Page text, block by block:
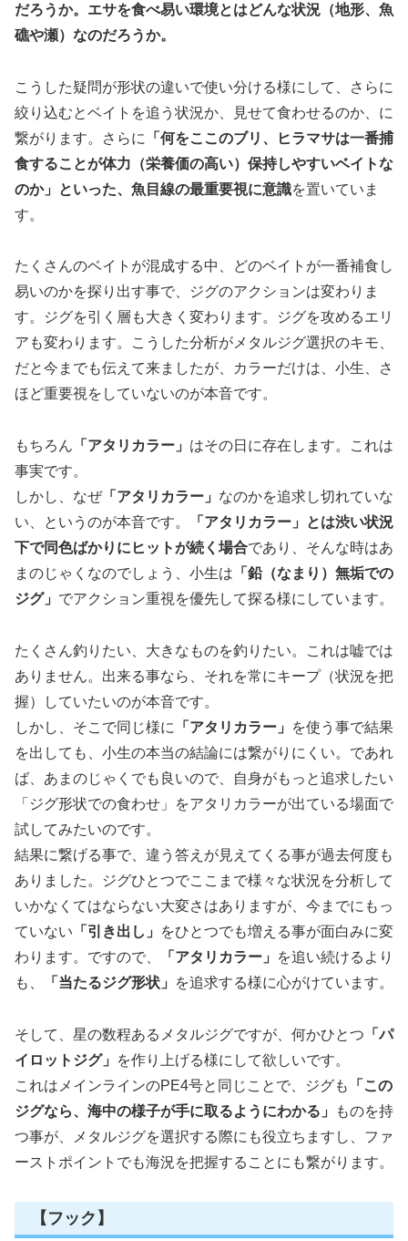
だろうか。エサを食べ易い環境とはどんな状況（地形、魚
礁や瀬）なのだろうか。
こうした疑問が形状の違いで使い分ける様にして、さらに
絞り込むとベイトを追う状況か、見せて食わせるのか、に
繋がります。さらに
「何をここのブリ、ヒラマサは一番捕
食することが体力（栄養価の高い）保持しやすいベイトな
のか」といった、魚目線の最重要視に意識を置いていま
す。
たくさんのベイトが混成する中、どのベイトが一番補食し
易いのかを探り出す事で、ジグのアクションは変わりま
す。ジグを引く層も大きく変わります。ジグを攻めるエリ
アも変わります。こうした分析がメタルジグ選択のキモ、
だと今までも伝えて来ましたが、カラーだけは、小生、さ
ほど重要視をしていないのが本音です。
もちろん 「アタリカラー」 はその日に存在します。これは
事実です。
しかし、なぜ「アタリカラー」 なのかを追求し切れていな
い、というのが本音です。
「アタリカラー」とは渋い状況
下で同色ばかりにヒットが続く場合であり、そんな時はあ
まのじゃくなのでしょう、小生は 「鉛（なまり）無垢での
ジグ」 でアクション重視を優先して探る様にしています。
たくさん釣りたい、大きなものを釣りたい。これは嘘では
ありません。出来る事なら、それを常にキープ（状況を把
握）していたいのが本音です。
しかし、そこで同じ様に
「アタリカラー」
を使う事で結果
を出しても、小生の本当の結論には繋がりにくい。であれ
ば、あまのじゃくでも良いので、自身がもっと追求したい
「ジグ形状での食わせ」をアタリカラーが出ている場面で
試してみたいのです。
結果に繋げる事で、違う答えが見えてくる事が過去何度も
ありました。ジグひとつでここまで様々な状況を分析して
いかなくてはならない大変さはありますが、今までにもっ
ていない 「引き出し」
をひとつでも増える事が面白みに変
わります。ですので、
「アタリカラー」
を追い続けるより
も、
「当たるジグ形状」 を追求する様に心がけています。
そして、星の数程あるメタルジグですが、何かひとつ 「パ
イロットジグ」
を作り上げる様にして欲しいです。
これはメインラインのPE4号と同じことで、ジグも
「この
ジグなら、海中の様子が手に取るようにわかる」
ものを持
つ事が、メタルジグを選択する際にも役立ちますし、ファ
ーストポイントでも海況を把握することにも繋がります。
【フック】